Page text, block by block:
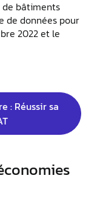
de bâtiments
de données pour
2022 et le
: Réussir sa